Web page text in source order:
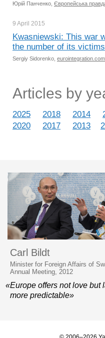
Юрій Панченко, Європейська
9 April 2015
Kwasniewski: This war
the number of its victims
Sergiy Sidorenko,
Articles by
2025 2018 2014
2020
2017 2013
Carl Bildt
Minister for Foreign Affairs of
Annual Meeting, 2012
«Europe offers not love but
more predictable»